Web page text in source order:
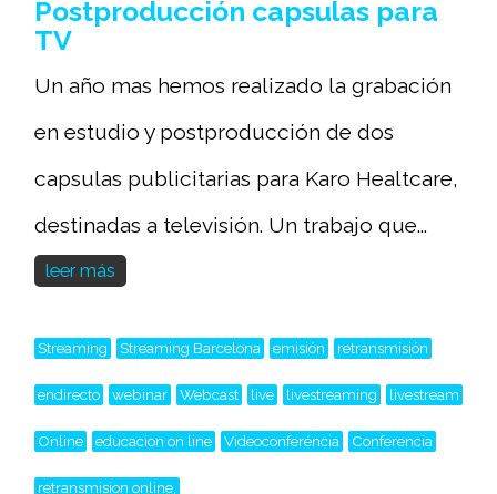
Postproducción capsulas para
TV
Un año mas hemos realizado la grabación
en estudio y postproducción de dos
capsulas publicitarias para Karo Healtcare,
destinadas a televisión. Un trabajo que...
leer más
Streaming Streaming Barcelona emisión retransmisión
endirecto webinar Webcast live livestreaming livestream
Online educacion on line Videoconferéncia Conferencia
retransmision online,